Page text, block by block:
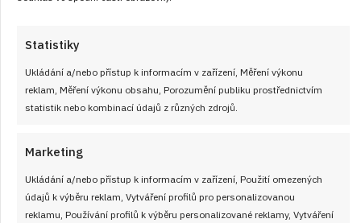
Statistiky
Ukládání a/nebo přístup k informacím v zařízení, Měření výkonu
reklam, Měření výkonu obsahu, Porozumění publiku prostřednictvím
statistik nebo kombinací údajů z různých zdrojů.
Marketing
Ukládání a/nebo přístup k informacím v zařízení, Použití omezených
údajů k výběru reklam, Vytváření profilů pro personalizovanou
reklamu, Používání profilů k výběru personalizované reklamy, Vytváření
13. 7. 2026